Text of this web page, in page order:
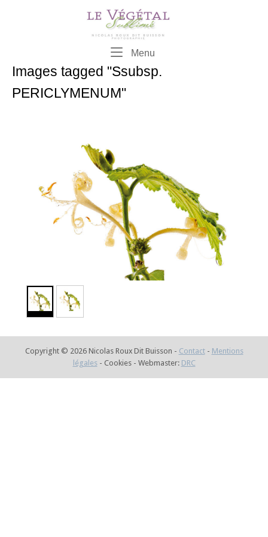
Menu
Images tagged "Ssubsp.
PERICLYMENUM"
Copyright © 2026 Nicolas Roux Dit Buisson - Contact- Mentions
légales- Cookies - Webmaster: DRC